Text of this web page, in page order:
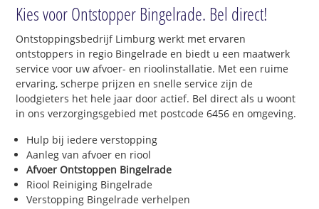
Kies voor Ontstopper Bingelrade. Bel direct!
Ontstoppingsbedrijf Limburg werkt met ervaren
ontstoppers in regio Bingelrade en biedt u een maatwerk
service voor uw afvoer- en rioolinstallatie. Met een ruime
ervaring, scherpe prijzen en snelle service zijn de
loodgieters het hele jaar door actief. Bel direct als u woont
in ons verzorgingsgebied met postcode 6456 en omgeving.
Hulp bij iedere verstopping
Aanleg van afvoer en riool
Afvoer Ontstoppen Bingelrade
Riool Reiniging Bingelrade
Verstopping Bingelrade verhelpen